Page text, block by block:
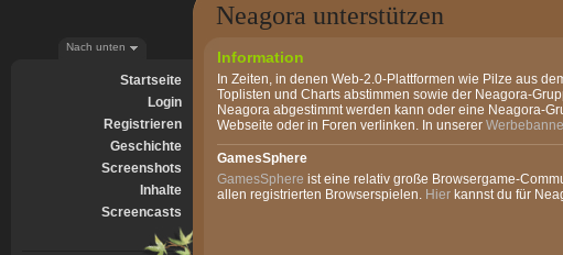
Nach unten
Startseite
Login
Registrieren
Geschichte
Screenshots
Inhalte
Screencasts
Neagora unterstützen
Information
In Zeiten, in denen Web-2.0-Plattformen wie Pilze aus
Toplisten und Charts abstimmen sowie der Neagora-
Neagora abgestimmt werden kann oder eine Neagora-
Webseite oder in Foren verlinken. In unserer
GamesSphere
GamesSphere ist eine relativ große Browsergame-
allen registrierten Browserspielen. Hier kannst du für